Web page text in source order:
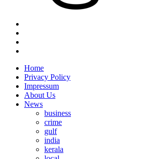
Home
Privacy Policy
Impressum
About Us
News
business
crime
gulf
india
kerala